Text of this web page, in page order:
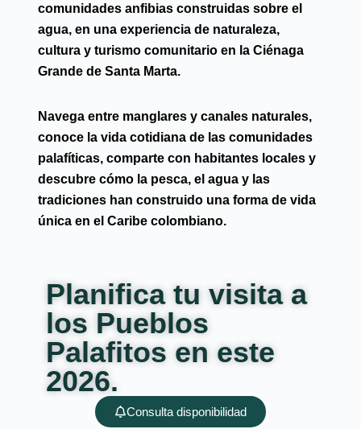
comunidades anfibias construidas sobre el
agua, en una experiencia de naturaleza,
cultura y turismo comunitario en la Ciénaga
Grande de Santa Marta.
Navega entre manglares y canales naturales,
conoce la vida cotidiana de las comunidades
palafíticas, comparte con habitantes locales y
descubre cómo la pesca, el agua y las
tradiciones han construido una forma de vida
única en el Caribe colombiano.
Planifica tu visita a
los Pueblos
Palafitos en este
2026.
Consulta disponibilidad